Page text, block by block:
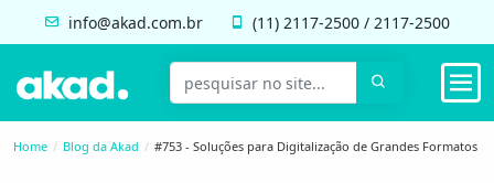
info@akad.com.br (11) 2117-2500 / 2117-2500
Home Blog da Akad #753 - Soluções para Digitalização de Grandes Formatos